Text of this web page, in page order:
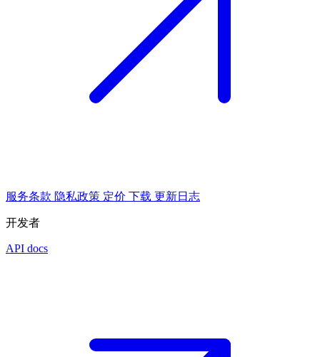
服务条款 隐私政策 定价 下载 更新日志
开发者
API docs